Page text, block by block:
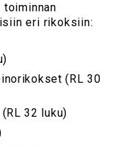
eri rikoksiin:
(RL 30
32 luku)